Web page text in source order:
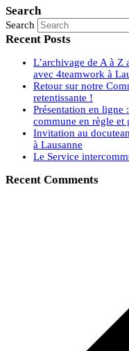
Search
Search
Recent Posts
L’archivage de A à Z
avec 4teamwork à
Retour sur notre
retentissante !
Présentation en ligne
commune en règle et
Invitation au
à Lausanne
Le Service
Recent Comments